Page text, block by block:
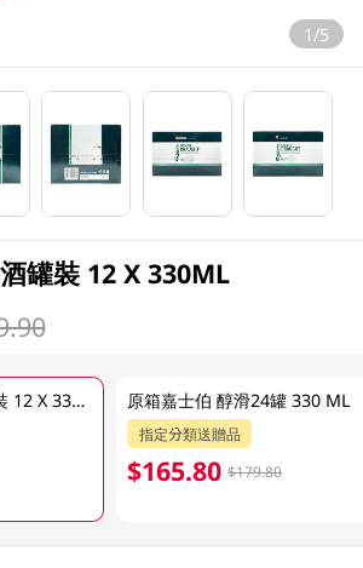
1/5
罐裝 12 X 330ML
嘉士伯醇滑啤酒罐裝 12 X 330ML 原箱嘉士伯 醇滑24罐 330 ML
指定分類送贈品
$165.80 $179.80